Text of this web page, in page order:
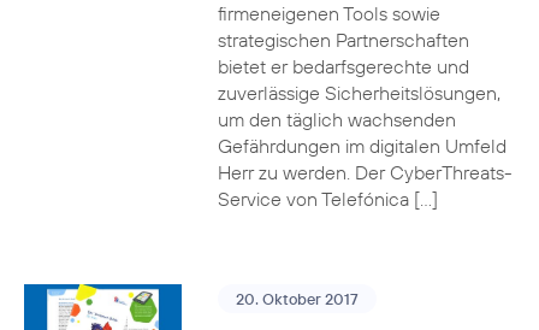
firmeneigenen Tools sowie
strategischen Partnerschaften
bietet er bedarfsgerechte und
zuverlässige Sicherheitslösungen,
um den täglich wachsenden
Gefährdungen im digitalen Umfeld
Herr zu werden. Der CyberThreats-
Service von Telefónica […]
20. Oktober 2017